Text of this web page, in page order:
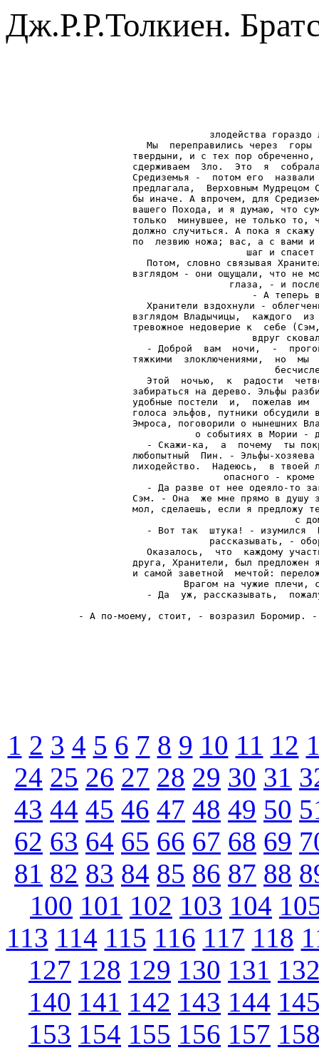
Дж.Р.Р.Толкиен.
злодейства
Мы  переправились через
твердыни, и с тех пор
сдерживаем  Зло.  Это  я
Средиземья -  потом его
предлагала,  Верховным
бы иначе. А впрочем, для
вашего Похода, и я думаю, что
только  минувшее, не только то,
должно случиться. А пока я
по  лезвию ножа; вас, а с вами и
шаг и спасет
Потом, словно связывая
взглядом - они ощущали, что не
глаза, - и
- А теперь
Хранители вздохнули -
взглядом Владычицы,  каждого
тревожное недоверие к  себе
вдруг
- Доброй  вам  ночи,  -
тяжкими  злоключениями,  но
Этой  ночью,  к  радости
забираться на дерево. Эльфы
удобные постели  и,  пожелав им
голоса эльфов, путники обсудили
Эмроса, поговорили о нынешних
о событиях в Мории -
- Скажи-ка,  а  почему  ты
любопытный  Пин. - Эльфы-
лиходейство.  Надеюсь,  в твоей
опасного - кроме
- Да разве от нее одеяло-то
Сэм. - Она  же мне прямо в душу
мол, сделаешь, если я предложу
с
- Вот так  штука! -
рассказывать, -
Оказалось,  что  каждому
друга, Хранители, был предложен
и самой заветной  мечтой:
Врагом на чужие плечи,
- Да  уж, рассказывать,
- А по-моему, стоит, - возразил Боромир.
1 2 3 4 5 6 7 8 9 10 11 12
24 25 26 27 28 29 30 31
43 44 45 46 47 48 49 50
62 63 64 65 66 67 68 69
81 82 83 84 85 86 87 88
100 101 102 103 104
113 114 115 116 117 118
127 128 129 130 131
140 141 142 143 144
153 154 155 156 157